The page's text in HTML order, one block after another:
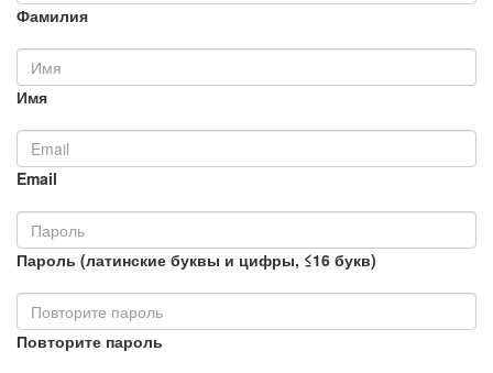
Фамилия
Имя
Email
Пароль (латинские буквы и цифры, ≤16 букв)
Повторите пароль